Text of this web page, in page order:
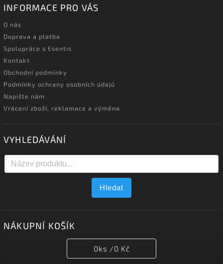
INFORMACE PRO VÁS
O nás
Doprava a platba
Spolupráce s Esentis
Kontakt
Obchodní podmínky
Podmínky ochrany osobních údajů
Napište nám
Vrácení zboží, reklamace a výměna
VYHLEDÁVÁNÍ
Hledat
NÁKUPNÍ KOŠÍK
0ks /0 Kč